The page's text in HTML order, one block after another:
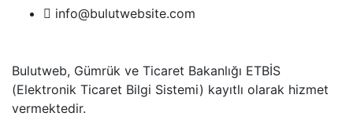
info@bulutwebsite.com
Bulutweb, Gümrük ve Ticaret Bakanlığı ETBİS
(Elektronik Ticaret Bilgi Sistemi) kayıtlı olarak hizmet
vermektedir.